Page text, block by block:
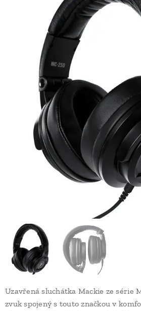
Uzavřená sluchátka Mackie ze série
zvuk spojený s touto značkou v